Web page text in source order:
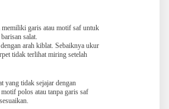
memiliki garis atau motif saf untuk
salat.
arah kiblat. Sebaiknya ukur
tidak terlihat miring setelah
yang tidak sejajar dengan
polos atau tanpa garis saf